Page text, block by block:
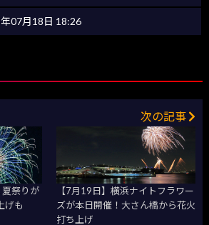
07月18日 18:26
夏祭りが
げも
次の記事
【7月19日】横浜ナイトフラワー
ズが本日開催！大さん橋から花火
打ち上げ